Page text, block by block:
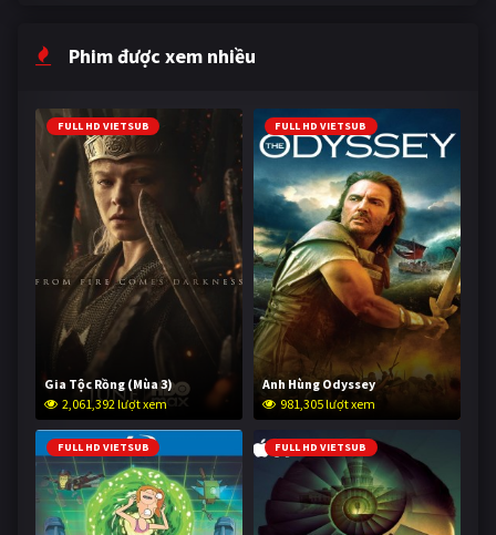
Phim được xem nhiều
FULL HD VIETSUB
Gia Tộc Rồng (Mùa 3)
2,061,392 lượt xem
FULL HD VIETSUB
Anh Hùng Odyssey
981,305 lượt xem
FULL HD VIETSUB FULL HD VIETSUB